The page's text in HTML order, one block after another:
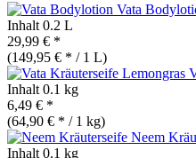
Vata
Inhalt 0.2 L
29,99 € *
(149,95 € * / 1 L)
Inhalt 0.1 kg
6,49 € *
(64,90 € * / 1 kg)
Neem
Inhalt 0.1 kg